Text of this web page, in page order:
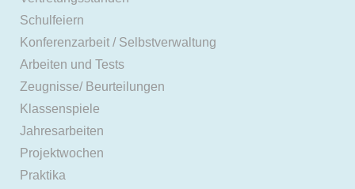
Schulfeiern
Konferenzarbeit / Selbstverwaltung
Arbeiten und Tests
Zeugnisse/ Beurteilungen
Klassenspiele
Jahresarbeiten
Projektwochen
Praktika